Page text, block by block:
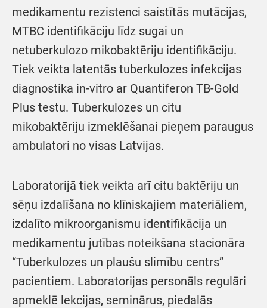
medikamentu rezistenci saistītās mutācijas,
MTBC identifikāciju līdz sugai un
netuberkulozo mikobaktēriju identifikāciju.
Tiek veikta latentās tuberkulozes infekcijas
diagnostika in-vitro ar Quantiferon TB-Gold
Plus testu. Tuberkulozes un citu
mikobaktēriju izmeklēšanai pieņem paraugus
ambulatori no visas Latvijas.
Laboratorijā tiek veikta arī citu baktēriju un
sēņu izdalīšana no klīniskajiem materiāliem,
izdalīto mikroorganismu identifikācija un
medikamentu jutības noteikšana stacionāra
“Tuberkulozes un plaušu slimību centrs”
pacientiem. Laboratorijas personāls regulāri
apmeklē lekcijas, seminārus, piedalās